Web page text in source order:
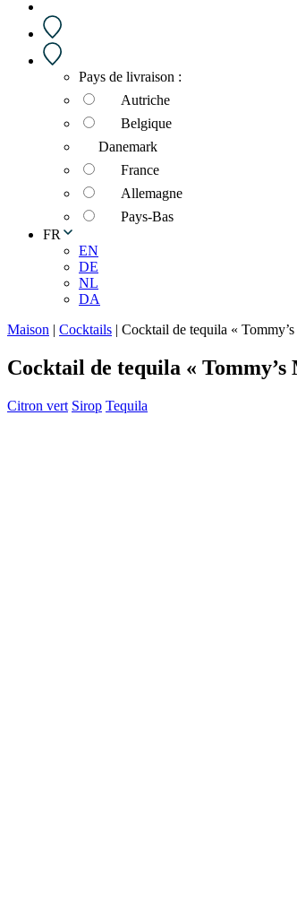
Pays de livraison :
Autriche
Belgique
Danemark
France
Allemagne
Pays-Bas
FR
EN
DE
NL
DA
Maison | Cocktails | Cocktail de tequila «
Cocktail de tequila «
Citron vert Sirop Tequila